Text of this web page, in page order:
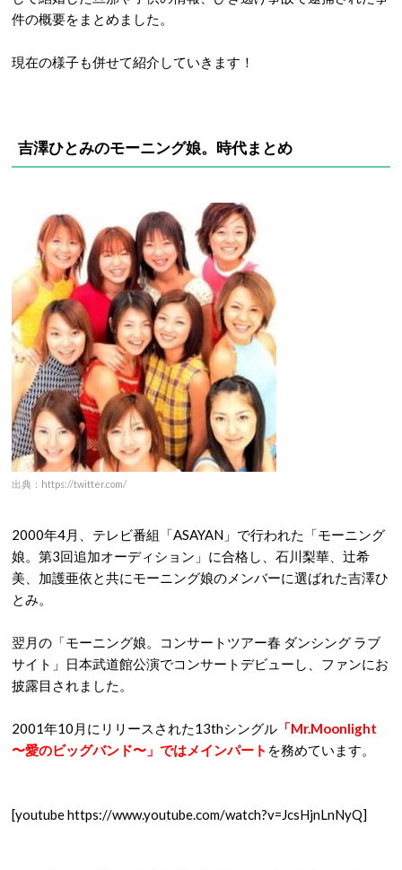
件の概要をまとめました。
現在の様子も併せて紹介していきます！
吉澤ひとみのモーニング娘。時代まとめ
出典：https://twitter.com/
2000年4月、テレビ番組「ASAYAN」で行われた「モーニング
娘。第3回追加オーディション」に合格し、石川梨華、辻希
美、加護亜依と共にモーニング娘のメンバーに選ばれた吉澤ひ
とみ。
翌月の「モーニング娘。コンサートツアー春 ダンシング ラブ
サイト」日本武道館公演でコンサートデビューし、ファンにお
披露目されました。
2001年10月にリリースされた13thシングル 「Mr.Moonlight
〜愛のビッグバンド〜」ではメインパート を務めています。
[youtube https://www.youtube.com/watch?v=JcsHjnLnNyQ]